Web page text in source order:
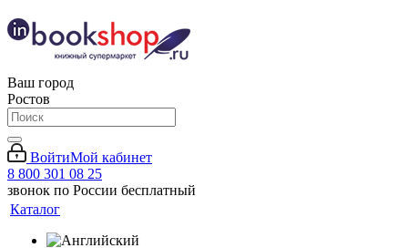
Ваш город
Ростов
ВойтиМой кабинет
8 800 301 08 25
звонок по России бесплатный
Каталог